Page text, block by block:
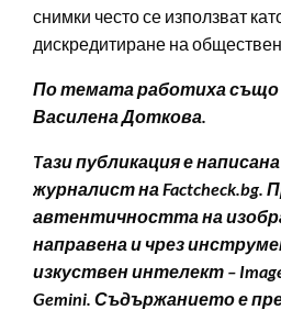
снимки често се използват
дискредитиране на
По темата работиха също
Василена Доткова.
Tази публикация е
журналист на Factcheck.bg.
автентичността на
направена и чрез
изкуствен интелект –
Gemini. Съдържанието е